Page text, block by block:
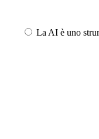
La AI è uno